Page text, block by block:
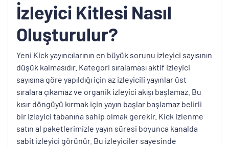
İzleyici Kitlesi Nasıl
Oluşturulur?
Yeni Kick yayıncılarının en büyük sorunu izleyici sayısının
düşük kalmasıdır. Kategori sıralaması aktif izleyici
sayısına göre yapıldığı için az izleyicili yayınlar üst
sıralara çıkamaz ve organik izleyici akışı başlamaz. Bu
kısır döngüyü kırmak için yayın başlar başlamaz belirli
bir izleyici tabanına sahip olmak gerekir. Kick izlenme
satın al paketlerimizle yayın süresi boyunca kanalda
sabit izleyici görünür. Bu izleyiciler sayesinde